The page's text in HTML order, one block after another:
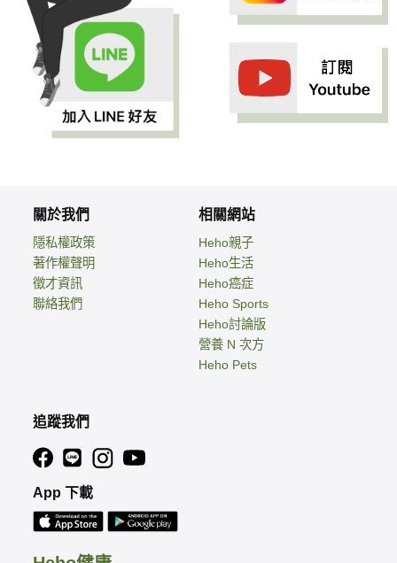
關於我們
隱私權政策
著作權聲明
徵才資訊
聯絡我們
相關網站
Heho親子
Heho生活
Heho癌症
Heho Sports
Heho討論版
營養 N 次方
Heho Pets
追蹤我們
App 下載